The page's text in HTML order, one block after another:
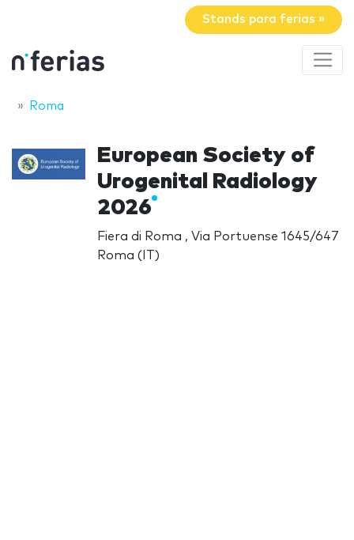
Stands para ferias »
Roma
European Society of
Urogenital Radiology
2026
Fiera di Roma , Via Portuense 1645/647
Roma (IT)